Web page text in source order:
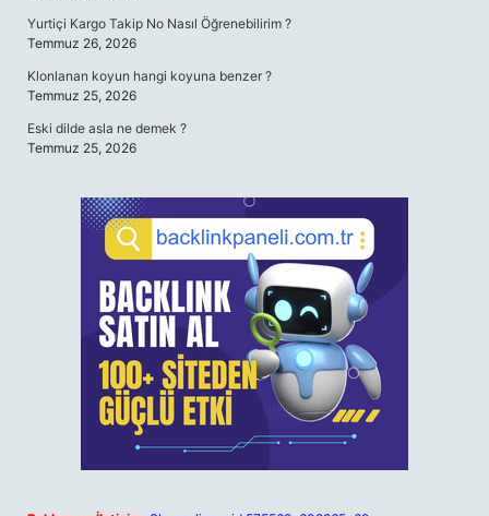
Yurtiçi Kargo Takip No Nasıl Öğrenebilirim ?
Temmuz 26, 2026
Klonlanan koyun hangi koyuna benzer ?
Temmuz 25, 2026
Eski dilde asla ne demek ?
Temmuz 25, 2026